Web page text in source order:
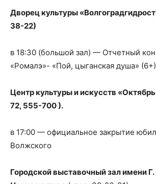
Дворец культуры
38-22)
в 18:30 (большой зал) — Отчетный
«Ромалэ»- «Пой, цыганская душа» (6+)
Центр культуры и искусств
72, 555-700 ).
в 17:00 — официальное закрытие
Волжского
Городской выставочный зал имени Г.